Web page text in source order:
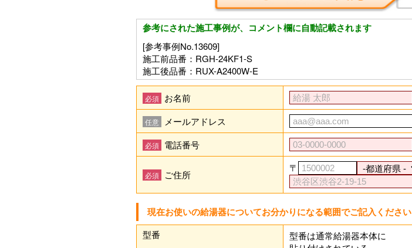
参考にされた施工事例が、コメント欄に自動記載されます
[参考事例No.13609]
施工前品番：RGH-24KF1-S
施工後品番：RUX-A2400W-E
必須 お名前
任意 メールアドレス
必須 電話番号
必須 ご住所
〒
現在お使いの給湯器についてお分かりになる範囲でご記入ください
型番
型番は通常給湯器本体に